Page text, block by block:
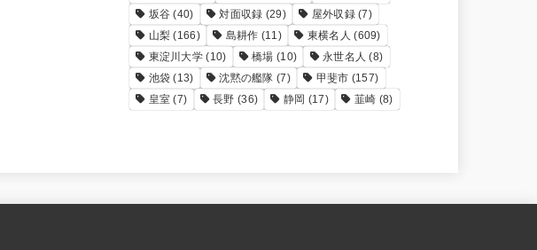
坂谷 (40) 対面収録 (29) 屋外収録(7)
山梨 (166) 島耕作 (11) 東横名人 (609)
東淀川大学 (10) 橋場 (10) 永世名人 (8)
池袋 (13) 沈黙の艦隊 (7) 甲斐市 (157)
皇室 (7) 長野 (36) 静岡 (17) 韮崎 (8)